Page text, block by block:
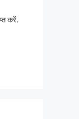
करें.